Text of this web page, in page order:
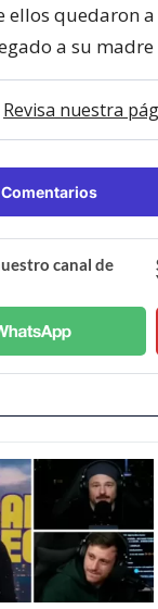
ellos quedaron
a su
Revisa nuestra
canal de